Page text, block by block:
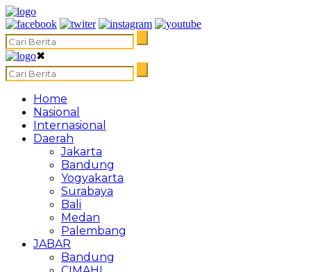
✖
Home
Nasional
Internasional
Daerah
Jakarta
Bandung
Yogyakarta
Surabaya
Bali
Medan
Palembang
JABAR
Bandung